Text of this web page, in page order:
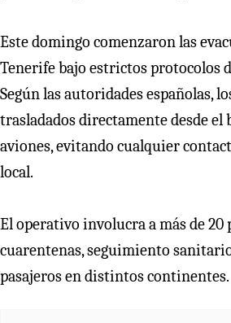
Este domingo comenzaron las
Tenerife bajo estrictos protocolos
Según las autoridades españolas,
trasladados directamente desde el
aviones, evitando cualquier
local.
El operativo involucra a más de 20
cuarentenas, seguimiento
pasajeros en distintos continentes.